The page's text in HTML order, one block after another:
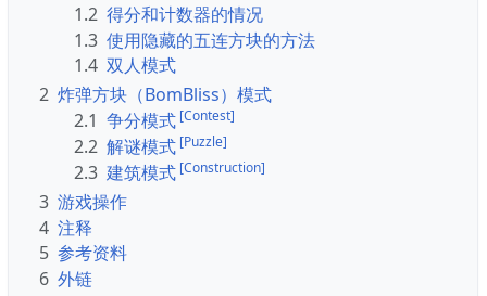
1.2 得分和计数器的情况
1.3 使用隐藏的五连方块的方法
1.4 双人模式
2 炸弹方块（BomBliss）模式
2.1 争分模式 [Contest]
2.2 解谜模式 [Puzzle]
2.3 建筑模式 [Construction]
3 游戏操作
4 注释
5 参考资料
6 外链